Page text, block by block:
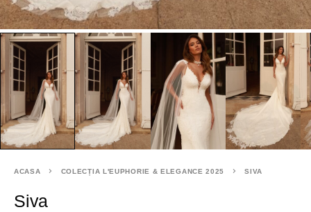
ACASA COLECȚIA L'EUPHORIE & ELEGANCE 2025 SIVA
Siva